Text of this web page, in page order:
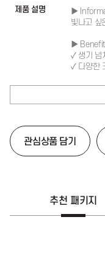
제품 설명
▶
빛나고 싶
▶
✓ 생기 넘
✓ 다양한
✓ 플럼핑
✓ 보습력
1. 정돈
2. 여러번
관심상품 담기
추천 패키지